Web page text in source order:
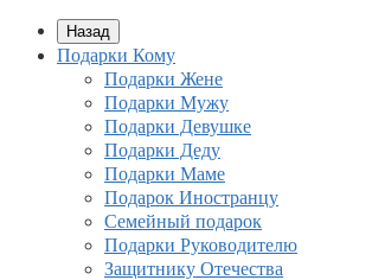
Назад
Подарки Кому
Подарки Жене
Подарки Мужу
Подарки Девушке
Подарки Деду
Подарки Маме
Подарок Иностранцу
Семейный подарок
Подарки Руководителю
Защитнику Отечества